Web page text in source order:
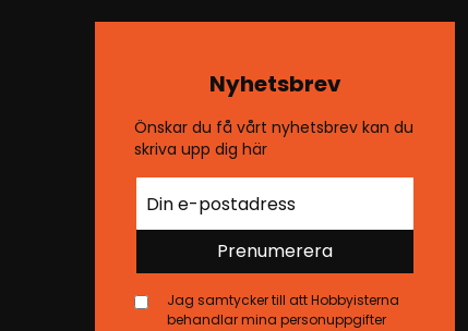
Nyhetsbrev
Önskar du få vårt nyhetsbrev kan du
skriva upp dig här
Prenumerera
Jag samtycker till att Hobbyisterna
behandlar mina personuppgifter